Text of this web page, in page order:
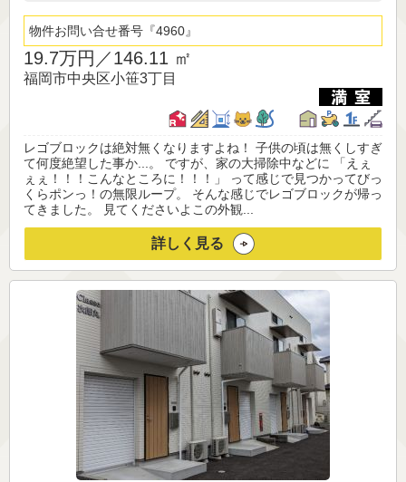
物件お問い合せ番号 4960
19.7万円／146.11 ㎡
福岡市中央区小笹3丁目
レゴブロックは絶対無くなりますよね！ 子供の頃は無くしすぎ
て何度絶望した事か...。 ですが、家の大掃除中などに 「えぇ
ぇぇ！！！こんなところに！！！」 って感じで見つかってびっ
くらポンっ！の無限ループ。 そんな感じでレゴブロックが帰っ
てきました。 見てくださいよこの外観...
詳しく見る